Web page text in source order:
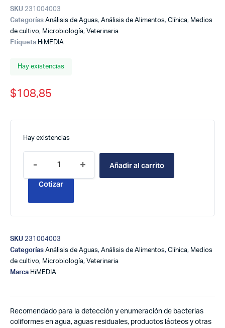
SKU 231004003
Categorías Análisis de Aguas, Análisis de Alimentos, Clínica, Medios
de cultivo, Microbiología, Veterinaria
Etiqueta HiMEDIA
Hay existencias
$108,85
Hay existencias
- + Añadir al carrito
Cotizar
SKU 231004003
Categorías Análisis de Aguas, Análisis de Alimentos, Clínica, Medios
de cultivo, Microbiología, Veterinaria
Marca HiMEDIA
Recomendado para la detección y enumeración de bacterias
coliformes en agua, aguas residuales, productos lácteos y otras